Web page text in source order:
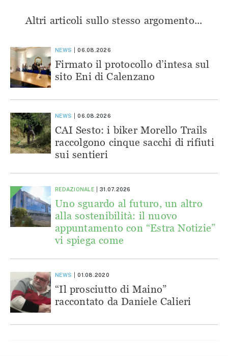
Altri articoli sullo stesso argomento...
NEWS 06.08.2026
Firmato il protocollo d’intesa sul
sito Eni di Calenzano
NEWS 06.08.2026
CAI Sesto: i biker Morello Trails
raccolgono cinque sacchi di rifiuti
sui sentieri
REDAZIONALE 31.07.2026
Uno sguardo al futuro, un altro
alla sostenibilità: il nuovo
appuntamento con “Estra Notizie”
vi spiega come
NEWS 01.08.2020
“Il prosciutto di Maino”
raccontato da Daniele Calieri